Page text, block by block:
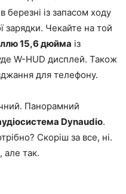
березні із запасом ходу
зарядки. Чекайте на той
15,6 дюйма із
W-HUD дисплей. Також
для телефону.
Панорамний
Dynaudio.
Скоріш за все, ні.
але так.